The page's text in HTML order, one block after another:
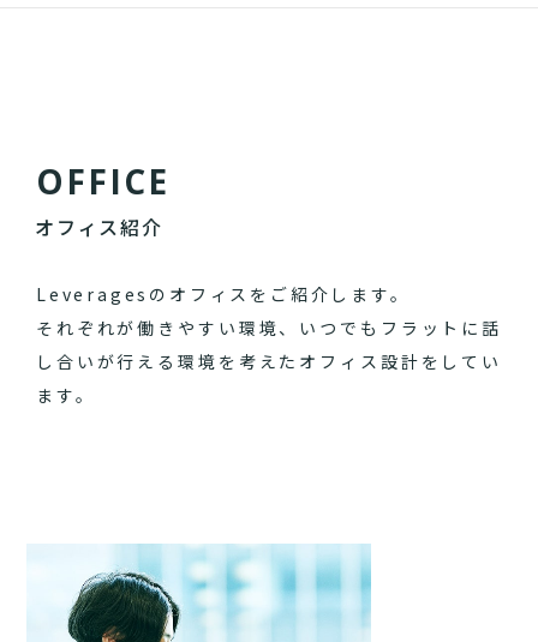
OFFICE
オフィス紹介
Leveragesのオフィスをご紹介します。
それぞれが働きやすい環境、いつでもフラットに話
し合いが行える環境を考えたオフィス設計をしてい
ます。